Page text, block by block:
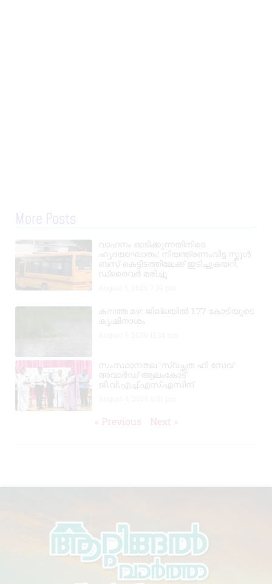
More Posts
വാഹനം ഓടിക്കുന്നതിനിടെ
ഹൃദയാഘാതം; നിയന്ത്രണംവിട്ട സ്കൂൾ
ബസ് കെട്ടിടത്തിലേക്ക് ഇടിച്ചുകയറി,
ഡ്രൈവർ മരിച്ചു
കനത്ത മഴ: ജില്ലയിൽ 1.77 കോടിയുടെ
കൃഷിനാശം
സംസ്ഥാനതല ‘സ്വച്ഛത ഹി സേവ’
അവാർഡ് ആലംകോട്
ജി.വി.എച്ച്.എസ്.എസിന്
« Previous Next »